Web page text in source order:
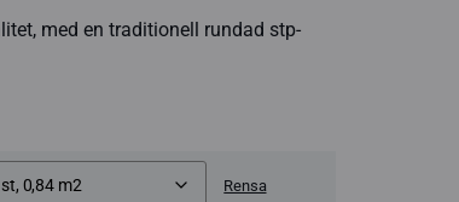
med en traditionell rundad stp-
Rensa